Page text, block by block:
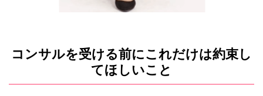
コンサルを受ける前にこれだけは約束し
てほしいこと